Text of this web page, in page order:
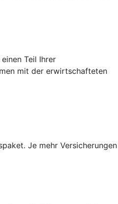
Teil Ihrer
mit der erwirtschafteten
Je mehr Versicherungen